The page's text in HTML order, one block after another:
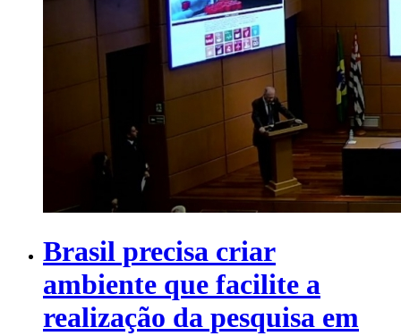
Brasil precisa criar
ambiente que facilite a
realização da pesquisa em